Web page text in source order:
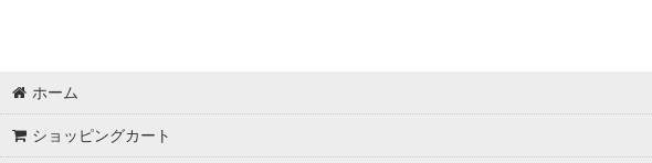
ホーム
ショッピングカート